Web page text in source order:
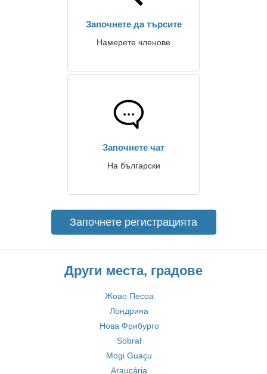
Започнете да търсите
Намерете членове
Започнете чат
На български
Започнете регистрацията
Други места, градове
Жоао Песоа
Лондрина
Нова Фрибурго
Sobral
Mogi Guaçu
Araucária